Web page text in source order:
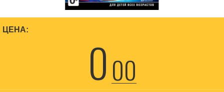
ЦЕНА:
000